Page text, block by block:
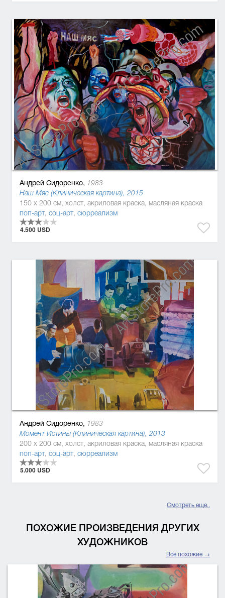
Андрей Сидоренко, 1983
Наш Мяс (Клиническая картина), 2015
150 x 200 см, холст, акриловая краска, масляная краска
поп-арт, соц-арт, сюрреализм
4.500 USD
Андрей Сидоренко, 1983
Момент Истины (Клиническая картина), 2013
200 x 200 см, холст, акриловая краска, масляная краска
поп-арт, соц-арт, сюрреализм
5.000 USD
Смотреть еще..
ПОХОЖИЕ ПРОИЗВЕДЕНИЯ ДРУГИХ
ХУДОЖНИКОВ
Все похожие →